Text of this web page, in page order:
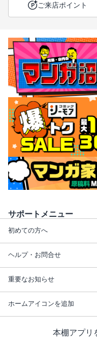
ご来店ポイント
サポートメニュー
初めての方へ
ヘルプ・お問合せ
重要なお知らせ
ホームアイコンを追加
本棚アプリ